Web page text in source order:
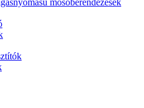
mosóberendezések